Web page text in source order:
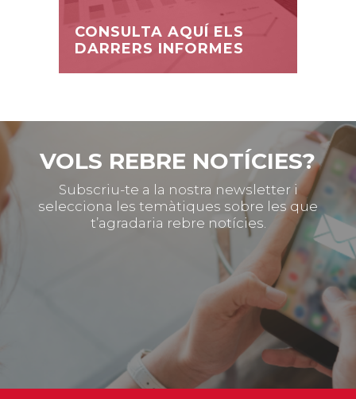
CONSULTA AQUÍ ELS
DARRERS INFORMES
VOLS REBRE NOTÍCIES?
Subscriu-te a la nostra newsletter i
selecciona les temàtiques sobre les que
t’agradaria rebre notícies.